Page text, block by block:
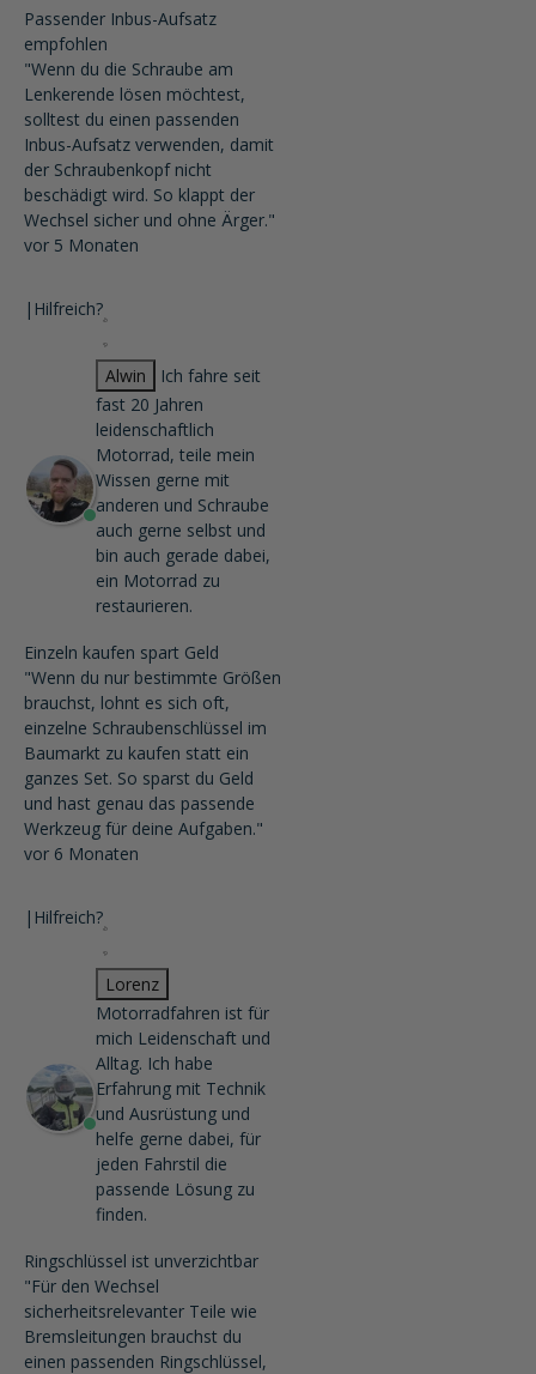
Passender Inbus-Aufsatz
empfohlen
"Wenn du die Schraube am
Lenkerende lösen möchtest,
solltest du einen passenden
Inbus-Aufsatz verwenden, damit
der Schraubenkopf nicht
beschädigt wird. So klappt der
Wechsel sicher und ohne Ärger."
vor 5 Monaten
| Hilfreich?
Alwin
Ich fahre seit
fast 20 Jahren
leidenschaftlich
Motorrad, teile mein
Wissen gerne mit
anderen und Schraube
auch gerne selbst und
bin auch gerade dabei,
ein Motorrad zu
restaurieren.
Einzeln kaufen spart Geld
"Wenn du nur bestimmte Größen
brauchst, lohnt es sich oft,
einzelne Schraubenschlüssel im
Baumarkt zu kaufen statt ein
ganzes Set. So sparst du Geld
und hast genau das passende
Werkzeug für deine Aufgaben."
vor 6 Monaten
| Hilfreich?
Lorenz
Motorradfahren ist für
mich Leidenschaft und
Alltag. Ich habe
Erfahrung mit Technik
und Ausrüstung und
helfe gerne dabei, für
jeden Fahrstil die
passende Lösung zu
finden.
Ringschlüssel ist unverzichtbar
"Für den Wechsel
sicherheitsrelevanter Teile wie
Bremsleitungen brauchst du
einen passenden Ringschlüssel,